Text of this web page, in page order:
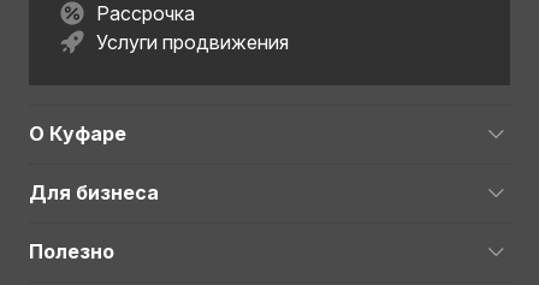
Рассрочка
Услуги продвижения
О Куфаре
Для бизнеса
Полезно